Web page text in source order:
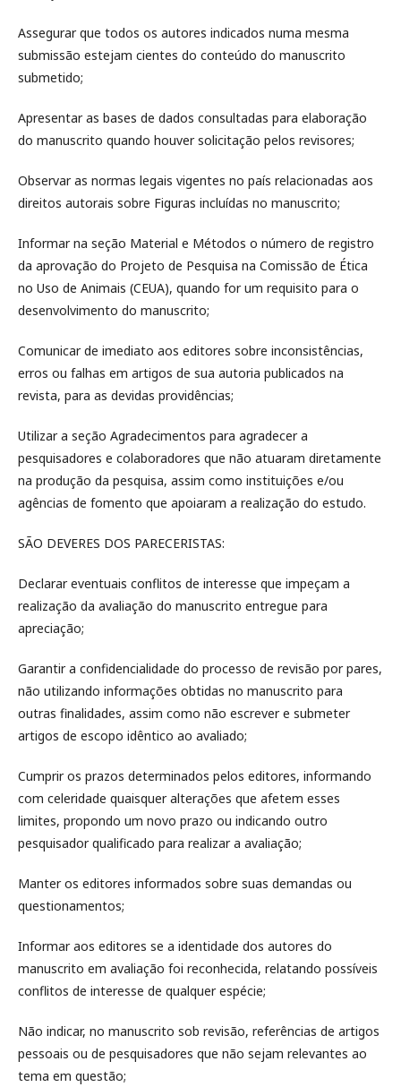
Assegurar que todos os autores indicados numa mesma
submissão estejam cientes do conteúdo do manuscrito
submetido;
Apresentar as bases de dados consultadas para elaboração
do manuscrito quando houver solicitação pelos revisores;
Observar as normas legais vigentes no país relacionadas aos
direitos autorais sobre Figuras incluídas no manuscrito;
Informar na seção Material e Métodos o número de registro
da aprovação do Projeto de Pesquisa na Comissão de Ética
no Uso de Animais (CEUA), quando for um requisito para o
desenvolvimento do manuscrito;
Comunicar de imediato aos editores sobre inconsistências,
erros ou falhas em artigos de sua autoria publicados na
revista, para as devidas providências;
Utilizar a seção Agradecimentos para agradecer a
pesquisadores e colaboradores que não atuaram diretamente
na produção da pesquisa, assim como instituições e/ou
agências de fomento que apoiaram a realização do estudo.
SÃO DEVERES DOS PARECERISTAS:
Declarar eventuais conflitos de interesse que impeçam a
realização da avaliação do manuscrito entregue para
apreciação;
Garantir a confidencialidade do processo de revisão por pares,
não utilizando informações obtidas no manuscrito para
outras finalidades, assim como não escrever e submeter
artigos de escopo idêntico ao avaliado;
Cumprir os prazos determinados pelos editores, informando
com celeridade quaisquer alterações que afetem esses
limites, propondo um novo prazo ou indicando outro
pesquisador qualificado para realizar a avaliação;
Manter os editores informados sobre suas demandas ou
questionamentos;
Informar aos editores se a identidade dos autores do
manuscrito em avaliação foi reconhecida, relatando possíveis
conflitos de interesse de qualquer espécie;
Não indicar, no manuscrito sob revisão, referências de artigos
pessoais ou de pesquisadores que não sejam relevantes ao
tema em questão;